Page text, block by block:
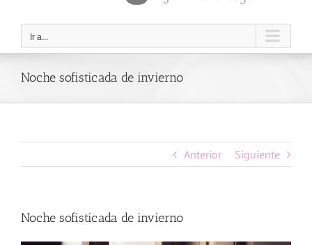
Ir a...
Noche sofisticada de invierno
Anterior Siguiente
Noche sofisticada de invierno